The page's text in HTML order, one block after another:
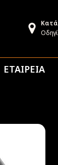
ΕΤΑΙΡΕΙΑ